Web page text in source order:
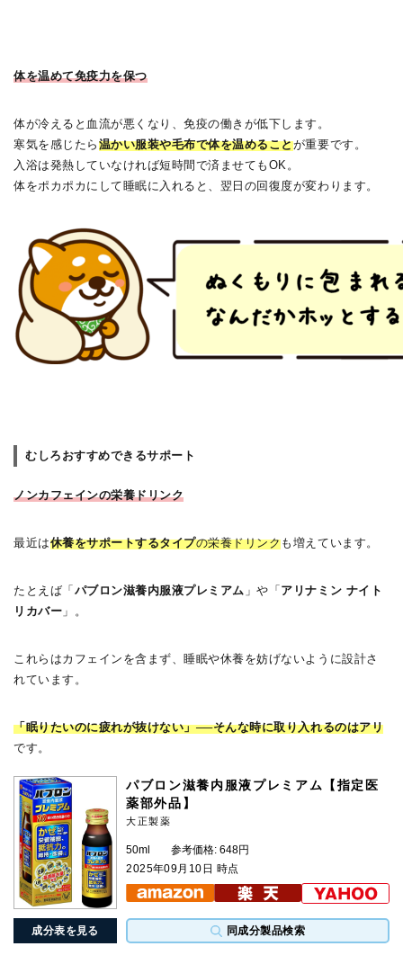
体を温めて免疫力を保つ
体が冷えると血流が悪くなり、免疫の働きが低下します。
寒気を感じたら 温かい服装や毛布で体を温めることが重要です。
入浴は発熱していなければ短時間で済ませてもOK。
体をポカポカにして睡眠に入れると、翌日の回復度が変わります。
むしろおすすめできるサポート
ノンカフェインの栄養ドリンク
最近は休養をサポートするタイプの栄養ドリンクも増えています。
たとえば「 パブロン滋養内服液プレミアム 」や「 アリナミン ナイト
リカバー 」。
これらはカフェインを含まず、睡眠や休養を妨げないように設計さ
れています。
「眠りたいのに疲れが抜けない」──そんな時に取り入れるのはアリ
です。
成分表を見る 同成分製品検索
パブロン滋養内服液プレミアム【指定医
薬部外品】
大正製薬
50ml
参考価格: 648円
2025年09月10日 時点